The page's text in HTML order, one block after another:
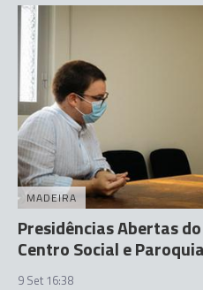
MADEIRA
Presidências Abertas
Centro Social e
9 Set 16:38